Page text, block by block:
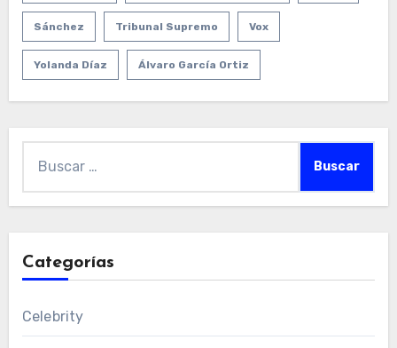
Sánchez Tribunal Supremo Vox
Yolanda Díaz Álvaro García Ortiz
Categorías
Celebrity